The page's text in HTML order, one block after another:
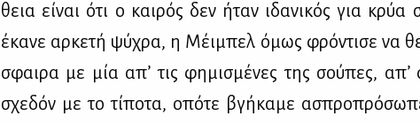
θεια εί­ναι ότι ο και­ρός δεν ήταν ιδα­νι­κός για
έκα­νε αρ­κε­τή ψύ­χρα, η Μέι­μπελ όμως φρό­ντι­σε να
σφαι­ρα με μία απ’ τις φη­μι­σμέ­νες της σού­πες, απ’
σχε­δόν με το τί­πο­τα, οπό­τε βγή­κα­με